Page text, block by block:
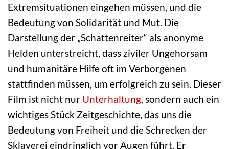
Extremsituationen eingehen müssen, und die
Bedeutung von Solidarität und Mut. Die
Darstellung der „Schattenreiter“ als anonyme
Helden unterstreicht, dass ziviler Ungehorsam
und humanitäre Hilfe oft im Verborgenen
stattfinden müssen, um erfolgreich zu sein. Dieser
Film ist nicht nur Unterhaltung, sondern auch ein
wichtiges Stück Zeitgeschichte, das uns die
Bedeutung von Freiheit und die Schrecken der
Sklaverei eindringlich vor Augen führt. Er